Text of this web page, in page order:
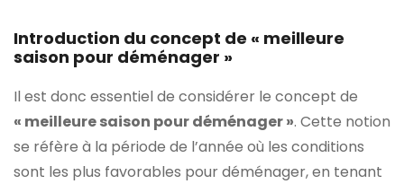
Introduction du concept de « meilleure
saison pour déménager »
Il est donc essentiel de considérer le concept de
« meilleure saison pour déménager ». Cette notion
se réfère à la période de l’année où les conditions
sont les plus favorables pour déménager, en tenant